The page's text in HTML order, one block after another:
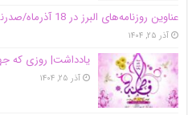
عناوین روزنامه‌های البرز در ‌18 آذرماه/صدرنشینی در ارائه خدمات زایمان بی‌درد
آذر ۲۵, ۱۴۰۴
یادداشت| روزی که
آذر ۲۵, ۱۴۰۴